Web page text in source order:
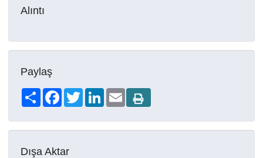
Alıntı
Paylaş
Share FacebookTwitterLinkedIn
Email
Dışa Aktar